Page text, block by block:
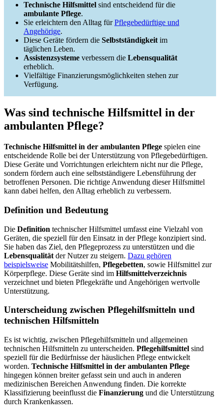
Technische Hilfsmittel sind entscheidend für die
ambulante Pflege.
Sie erleichtern den Alltag fürPflegebedürftige und
Angehörige.
Diese Geräte fördern die Selbstständigkeit im
täglichen Leben.
Assistenzsysteme verbessern die Lebensqualität
erheblich.
Vielfältige Finanzierungsmöglichkeiten stehen zur
Verfügung.
Was sind technische Hilfsmittel in der
ambulanten Pflege?
Technische Hilfsmittel in der ambulanten Pflege spielen eine
entscheidende Rolle bei der Unterstützung von Pflegebedürftigen.
Diese Geräte und Vorrichtungen erleichtern nicht nur die Pflege,
sondern fördern auch eine selbstständigere Lebensführung der
betroffenen Personen. Die richtige Anwendung dieser Hilfsmittel
kann dabei helfen, den Alltag erheblich zu verbessern.
Definition und Bedeutung
Die Definition technischer Hilfsmittel umfasst eine Vielzahl von
Geräten, die speziell für den Einsatz in der Pflege konzipiert sind.
Sie haben das Ziel, den Pflegeprozess zu unterstützen und die
Lebensqualität der Nutzer zu steigern. Dazu gehören
beispielsweise Mobilitätshilfen, Pflegebetten, sowie Hilfsmittel zur
Körperpflege. Diese Geräte sind im Hilfsmittelverzeichnis
verzeichnet und bieten Pflegekräfte und Angehörigen wertvolle
Unterstützung.
Unterscheidung zwischen Pflegehilfsmitteln und
technischen Hilfsmitteln
Es ist wichtig, zwischen Pflegehilfsmitteln und allgemeinen
technischen Hilfsmitteln zu unterscheiden. Pflegehilfsmittel sind
speziell für die Bedürfnisse der häuslichen Pflege entwickelt
worden. Technische Hilfsmittel in der ambulanten Pflege
hingegen können breiter gefasst sein und auch in anderen
medizinischen Bereichen Anwendung finden. Die korrekte
Klassifizierung beeinflusst die Finanzierung und die Unterstützung
durch Krankenkassen.